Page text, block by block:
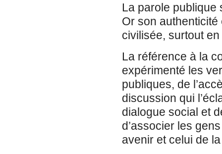
La parole publique
Or son
civilisée, surtout
La référence à la
expérimenté les
publiques, de
discussion qui
dialogue social et
d’associer les
avenir et celui de